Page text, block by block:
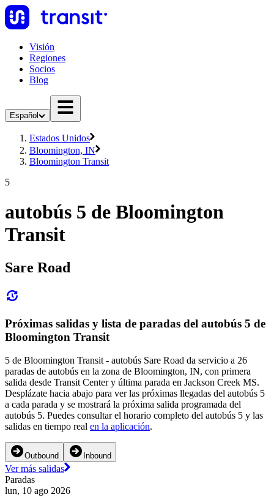
Visión
Regiones
Socios
Blog
Español
Estados Unidos
Bloomington, IN
Bloomington Transit
5
autobús 5 de Bloomington
Transit
Sare Road
Próximas salidas y lista de paradas del autobús 5 de
Bloomington Transit
5 de Bloomington Transit - autobús Sare Road da servicio a 26
paradas de autobús en la zona de Bloomington, IN, con primera
salida desde Transit Center y última parada en Jackson Creek MS.
Desplázate hacia abajo para ver las próximas llegadas del autobús 5
a cada parada y se mostrará la próxima salida programada del
autobús 5. Puedes consultar el horario completo del autobús 5 y las
salidas en tiempo real en la aplicación.
Outbound Inbound
Ver más salidas
Paradas
lun, 10 ago 2026